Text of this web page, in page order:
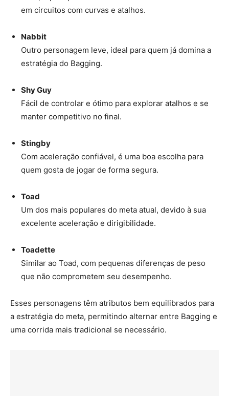
em circuitos com curvas e atalhos.
Nabbit
Outro personagem leve, ideal para quem já domina a
estratégia do Bagging.
Shy Guy
Fácil de controlar e ótimo para explorar atalhos e se
manter competitivo no final.
Stingby
Com aceleração confiável, é uma boa escolha para
quem gosta de jogar de forma segura.
Toad
Um dos mais populares do meta atual, devido à sua
excelente aceleração e dirigibilidade.
Toadette
Similar ao Toad, com pequenas diferenças de peso
que não comprometem seu desempenho.
Esses personagens têm atributos bem equilibrados para
a estratégia do meta, permitindo alternar entre Bagging e
uma corrida mais tradicional se necessário.